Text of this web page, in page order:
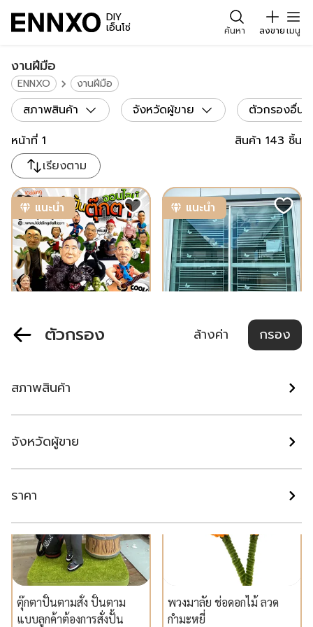
DIY
เอ็นโซ่ ค้นหา ลงขายเมนู
งานฝีมือ
ENNXO งานฝีมือ
แนะนำ
ของที่ระลึกงานเกษียณ - ของ
ปทุมธานี
฿ 1,590
แนะนำ
เหล็กดัดตันสีอบมุ้งลวด
฿ 2,000
แนะนำ
ตุ๊กตาปั้นตามสั่ง ปั้นตาม
แบบลูกค้าต้องการสั่งปั้น
แนะนำ
พวงมาลัย ช่อดอกไม้ ลวด
กำมะหยี่
หน้าที่ 1 สินค้า 143 ชิ้น
เรียงตาม
สภาพสินค้า จังหวัดผู้ขาย ตัวกรองอื่น
ตัวกรอง ล้างค่า กรอง
สภาพสินค้า
จังหวัดผู้ขาย
ราคา